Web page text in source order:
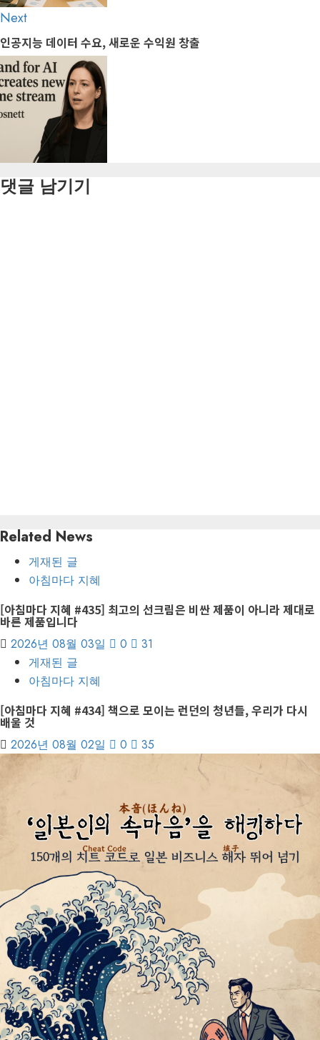
NextNext
post:
인공지능 데이터 수요, 새로운 수익원 창출
댓글 남기기
Related News
게재된 글
아침마다 지혜
[아침마다 지혜 #435] 최고의 선크림은 비싼 제품이 아니라 제대로
바른 제품입니다
2026년 08월 03일 0
31
게재된 글
아침마다 지혜
[아침마다 지혜 #434] 책으로 모이는 런던의 청년들, 우리가 다시
배울 것
2026년 08월 02일 0 35